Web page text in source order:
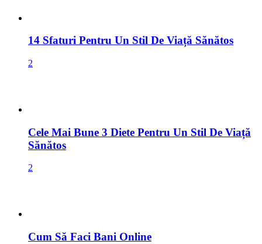
14 Sfaturi Pentru Un Stil De Viață Sănătos
2
Cele Mai Bune 3 Diete Pentru Un Stil De Viață
Sănătos
2
Cum Să Faci Bani Online